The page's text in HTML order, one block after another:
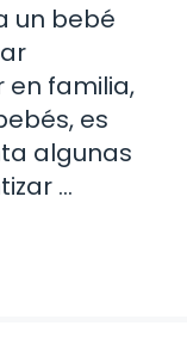
un bebé
en familia,
es
algunas
…